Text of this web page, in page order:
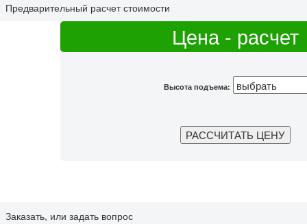
Предварительный расчет стоимости
Цена - расчет
Высота подъема:
Заказать, или задать вопрос